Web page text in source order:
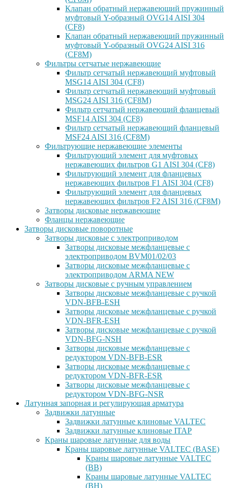
Клапан обратный нержавеющий пружинный
муфтовый Y-образный OVG14 AISI 304
(CF8)
Клапан обратный нержавеющий пружинный
муфтовый Y-образный OVG24 AISI 316
(CF8М)
Фильтры сетчатые нержавеющие
Фильтр сетчатый нержавеющий муфтовый
MSG14 AISI 304 (CF8)
Фильтр сетчатый нержавеющий муфтовый
MSG24 AISI 316 (CF8M)
Фильтр сетчатый нержавеющий фланцевый
MSF14 AISI 304 (CF8)
Фильтр сетчатый нержавеющий фланцевый
MSF24 AISI 316 (CF8M)
Фильтрующие нержавеющие элементы
Фильтрующий элемент для муфтовых
нержавеющих фильтров G1 AISI 304 (CF8)
Фильтрующий элемент для фланцевых
нержавеющих фильтров F1 AISI 304 (CF8)
Фильтрующий элемент для фланцевых
нержавеющих фильтров F2 AISI 316 (CF8M)
Затворы дисковые нержавеющие
Фланцы нержавеющие
Затворы дисковые поворотные
Затворы дисковые с электроприводом
Затворы дисковые межфланцевые с
электроприводом BVM01/02/03
Затворы дисковые межфланцевые с
электроприводом ARMA NEW
Затворы дисковые с ручным управлением
Затворы дисковые межфланцевые с ручкой
VDN-BFB-ESH
Затворы дисковые межфланцевые с ручкой
VDN-BFR-ESH
Затворы дисковые межфланцевые с ручкой
VDN-BFG-NSH
Затворы дисковые межфланцевые с
редуктором VDN-BFB-ESR
Затворы дисковые межфланцевые с
редуктором VDN-BFR-ESR
Затворы дисковые межфланцевые с
редуктором VDN-BFG-NSR
Латунная запорная и регулирующая арматура
Задвижки латунные
Задвижки латунные клиновые VALTEC
Задвижки латунные клиновые ITAP
Краны шаровые латунные для воды
Краны шаровые латунные VALTEC (BASE)
Краны шаровые латунные VALTEC
(ВВ)
Краны шаровые латунные VALTEC
(ВН)